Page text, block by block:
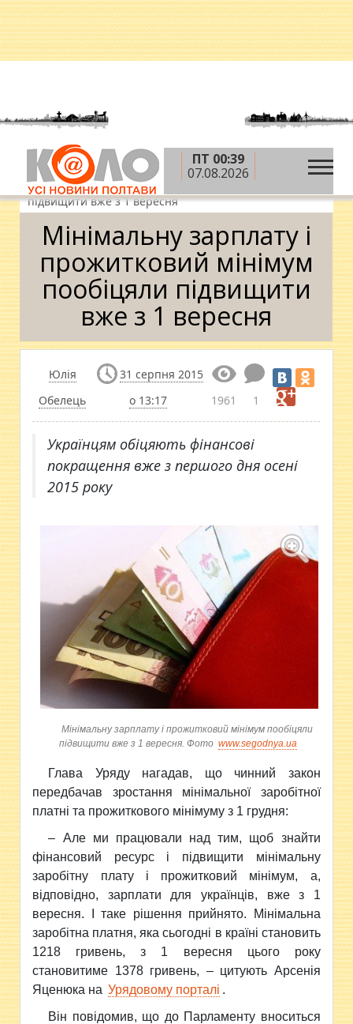
ПТ 00:39
07.08.2026
Головна » Новини » Гроші »Мінімальну
зарплату і прожитковий мінімум пообіцяли
підвищити вже з 1 вересня
Мінімальну зарплату і
прожитковий мінімум
пообіцяли підвищити
вже з 1 вересня
Юлія
Обелець
31 серпня 2015
о 13:17
1961 1
Українцям обіцяють фінансові
покращення вже з першого дня осені
2015 року
Мінімальну зарплату і прожитковий мінімум пообіцяли
підвищити вже з 1 вересня. Фото www.segodnya.ua
Глава Уряду нагадав, що чинний закон
передбачав зростання мінімальної заробітної
платні та прожиткового мінімуму з 1 грудня:
– Але ми працювали над тим, щоб знайти
фінансовий ресурс і підвищити мінімальну
заробітну плату і прожитковий мінімум, а,
відповідно, зарплати для українців, вже з 1
вересня. І таке рішення прийнято. Мінімальна
заробітна платня, яка сьогодні в країні становить
1218 гривень, з 1 вересня цього року
становитиме 1378 гривень, – цитують Арсенія
Яценюка на Урядовому порталі .
Він повідомив, що до Парламенту вноситься